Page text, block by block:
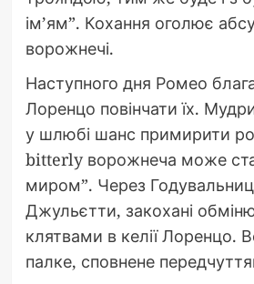
ім’ям”. Кохання оголює
ворожнечі.
Наступного дня Ромео
Лоренцо повінчати їх.
у шлюбі шанс примирити
bitterly ворожнеча може
миром”. Через
Джульєтти, закохані
клятвами в келії Лоренцо.
палке, сповнене